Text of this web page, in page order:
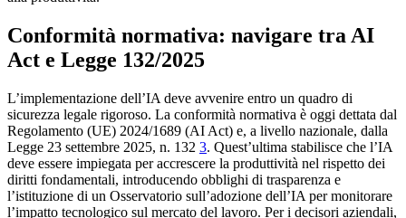
Conformità normativa: navigare tra AI
Act e Legge 132/2025
L’implementazione dell’IA deve avvenire entro un quadro di
sicurezza legale rigoroso. La conformità normativa è oggi dettata dal
Regolamento (UE) 2024/1689 (AI Act) e, a livello nazionale, dalla
Legge 23 settembre 2025, n. 132 3. Quest’ultima stabilisce che l’IA
deve essere impiegata per accrescere la produttività nel rispetto dei
diritti fondamentali, introducendo obblighi di trasparenza e
l’istituzione di un Osservatorio sull’adozione dell’IA per monitorare
l’impatto tecnologico sul mercato del lavoro. Per i decisori aziendali,